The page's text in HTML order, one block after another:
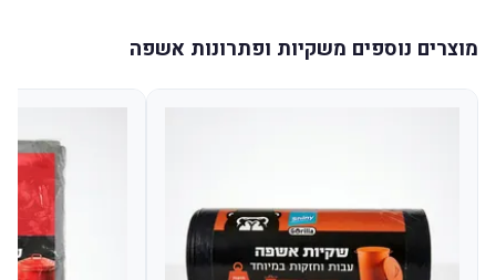
מוצרים נוספים משקיות ופתרונות אשפה